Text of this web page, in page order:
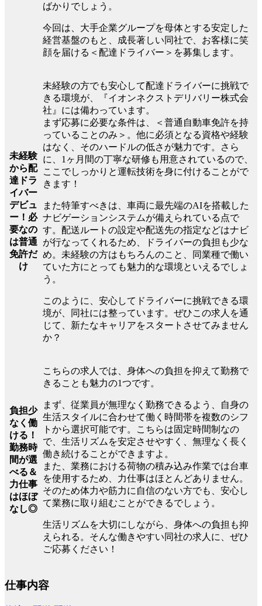
ばかりでしょう。
今回は、大手企業グループを母体とする安定した
経営基盤のもと、成長著しい同社で、お客様に笑
顔を届ける＜配達ドライバー＞を募集します。
未経験
から配
達ドラ
イバー
デビュ
ー！必
要なの
は普通
免許だ
け
未経験の方でも安心して配達ドライバーに挑戦で
きる環境が、『イオンネクストデリバリー株式会
社』には備わっています。
まず応募に必要な条件は、＜普通自動車免許を持
っていることのみ＞。他に必須となる資格や経験
はなく、そのハードルの低さが魅力です。さら
に、1ヶ月間の丁寧な研修も用意されているので、
ここでしっかりと運転技術を身に付けることがで
きます！
また特筆すべきは、車両に最先端のAIを搭載した
ナビゲーションシステムが備えられている点で
す。配送ルートの設定や配送先の指定などはナビ
が行なってくれるため、ドライバーの負担も少な
め。未経験の方はもちろんのこと、同業種で働い
ていた方にとっても魅力的な環境といえるでしょ
う。
このように、安心してドライバーに挑戦できる環
境が、同社には整っています。ぜひこの求人を通
じて、新たなキャリアをスタートさせてみません
か？
負担少
なく働
ける！
勤務時
間が選
べる＆
力仕事
はほぼ
なし◎
こちらの求人では、身体への負担を抑えて勤務で
きることも魅力の1つです。
まず、従業員が無理なく勤務できるよう、自身の
生活スタイルに合わせて働く時間帯を複数のシフ
トから選択可能です。こちらは固定時間制なの
で、生活リズムを安定させやすく、無理なく長く
働き続けることができますよ。
また、業務における荷物の積み込み作業では台車
を使用するため、力仕事はほとんどありません。
そのため体力や筋力に自信のない方でも、安心し
て業務に取り組むことができるでしょう。
生活リズムを大切にしながら、身体への負担も抑
えられる。そんな働きやすい同社の求人に、ぜひ
ご応募ください！
仕事内容